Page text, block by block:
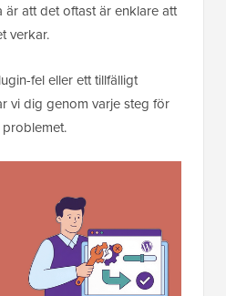
att det oftast är enklare att
verkar.
fel eller ett tillfälligt
vi dig genom varje steg för